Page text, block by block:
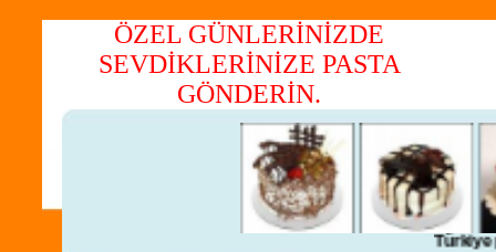
ÖZEL GÜNLERİNİZDE
SEVDİKLERİNİZE PASTA
GÖNDERİN.
Türkiye